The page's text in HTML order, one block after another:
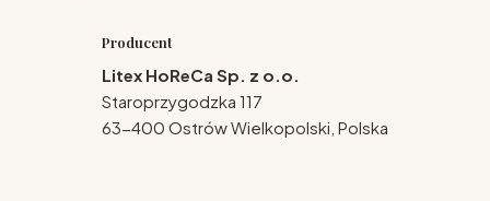
Producent
Litex HoReCa Sp. z o.o.
Staroprzygodzka 117
63-400 Ostrów Wielkopolski, Polska